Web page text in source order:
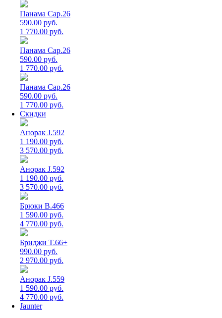
Панама Cap.26
590.00 руб.
1 770.00 руб.
Панама Cap.26
590.00 руб.
1 770.00 руб.
Панама Cap.26
590.00 руб.
1 770.00 руб.
Скидки
Анорак J.592
1 190.00 руб.
3 570.00 руб.
Анорак J.592
1 190.00 руб.
3 570.00 руб.
Брюки B.466
1 590.00 руб.
4 770.00 руб.
Бриджи T.66+
990.00 руб.
2 970.00 руб.
Анорак J.559
1 590.00 руб.
4 770.00 руб.
Jaunter